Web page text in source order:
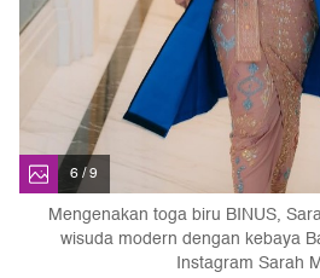
6 / 9
Mengenakan toga biru BINUS,
wisuda modern dengan kebaya
Instagram Sarah